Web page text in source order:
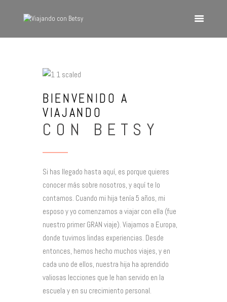
VIAJANDO CON BETSY
Inicio
Blog
Europa
América
Asia
Quienes Somos
Contacto
BIENVENIDO A
VIAJANDO
CON BETSY
Si has llegado hasta aquí, es porque quieres
conocer más sobre nosotros, y aquí te lo
contamos. Cuando mi hija tenía 5 años, mi
esposo y yo comenzamos a viajar con ella (fue
nuestro primer GRAN viaje). Viajamos a Europa,
donde tuvimos lindas experiencias. Desde
entonces, hemos hecho muchos viajes, y en
cada uno de ellos, nuestra hija ha aprendido
valiosas lecciones que le han servido en la
escuela y en su crecimiento personal.